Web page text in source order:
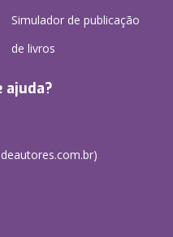
Simulador de publicação
de livros
ajuda?